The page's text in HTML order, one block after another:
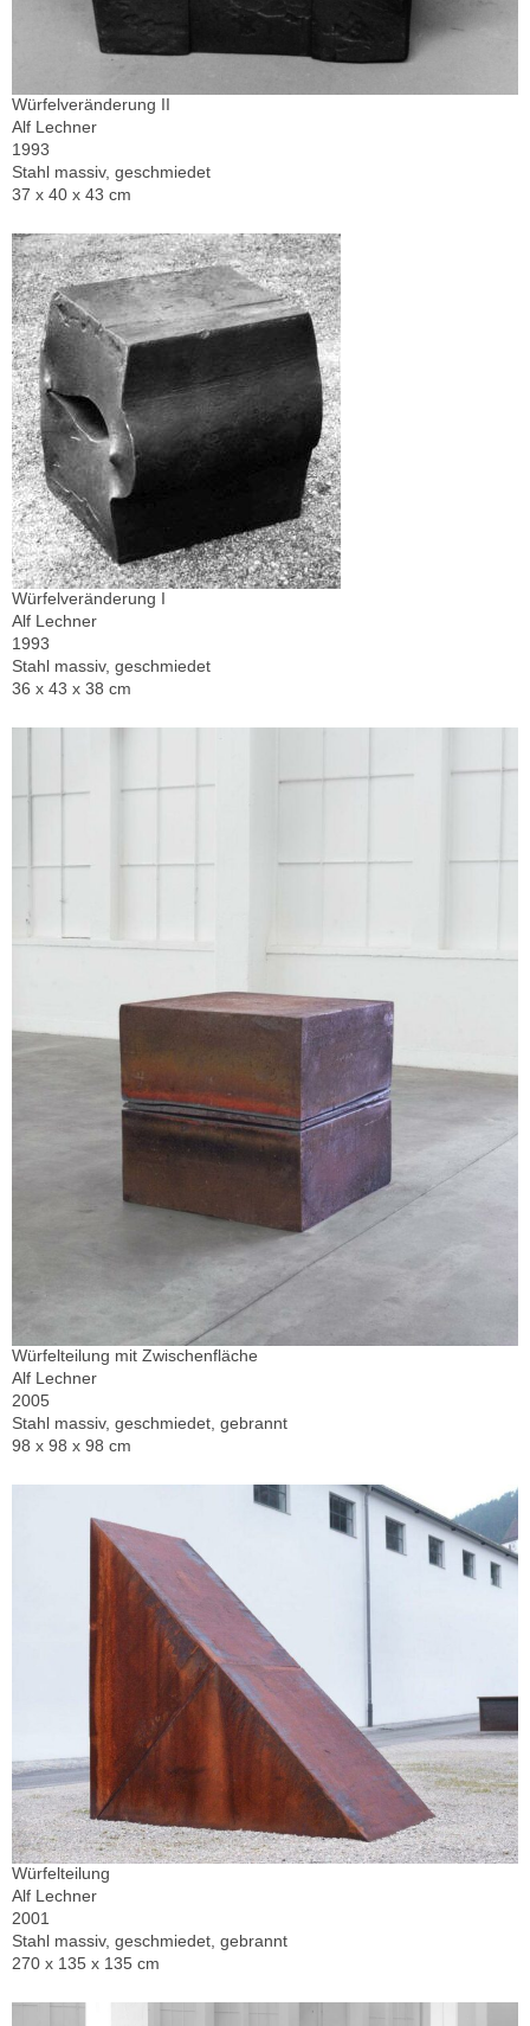
Würfelveränderung II
Alf Lechner
1993
Stahl massiv, geschmiedet
37 x 40 x 43 cm
Würfelveränderung I
Alf Lechner
1993
Stahl massiv, geschmiedet
36 x 43 x 38 cm
Würfelteilung mit Zwischenfläche
Alf Lechner
2005
Stahl massiv, geschmiedet, gebrannt
98 x 98 x 98 cm
Würfelteilung
Alf Lechner
2001
Stahl massiv, geschmiedet, gebrannt
270 x 135 x 135 cm